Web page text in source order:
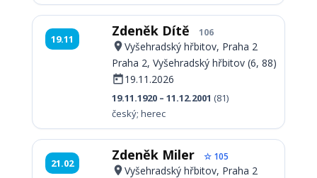
19.11 Zdeněk Dítě 106
Vyšehradský hřbitov, Praha 2
Praha 2, Vyšehradský hřbitov (6, 88)
19.11.2026
19.11.1920 – 11.12.2001 (81)
český; herec
21.02 Zdeněk Miler ☆ 105
Vyšehradský hřbitov, Praha 2